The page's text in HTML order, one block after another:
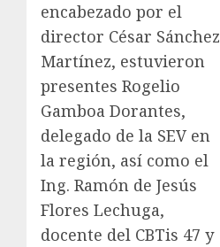
encabezado por el
director César Sánchez
Martínez, estuvieron
presentes Rogelio
Gamboa Dorantes,
delegado de la SEV en
la región, así como el
Ing. Ramón de Jesús
Flores Lechuga,
docente del CBTis 47 y